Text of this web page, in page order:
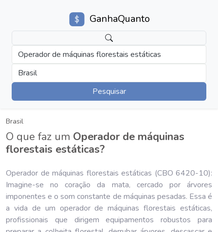
GanhaQuanto
Operador de máquinas florestais estáticas
Brasil
Pesquisar
Brasil
O que faz um Operador de máquinas
florestais estáticas?
Operador de máquinas florestais estáticas (CBO 6420-10):
Imagine-se no coração da mata, cercado por árvores
imponentes e o som constante de máquinas pesadas. Essa é
a vida de um operador de máquinas florestais estáticas,
profissionais que dirigem equipamentos robustos para